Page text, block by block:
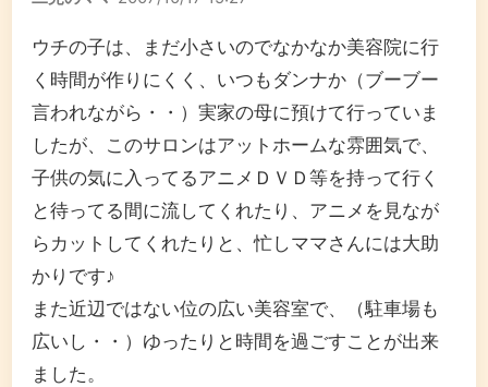
ウチの子は、まだ小さいのでなかなか美容院に行
く時間が作りにくく、いつもダンナか（ブーブー
言われながら・・）実家の母に預けて行っていま
したが、このサロンはアットホームな雰囲気で、
子供の気に入ってるアニメＤＶＤ等を持って行く
と待ってる間に流してくれたり、アニメを見なが
らカットしてくれたりと、忙しママさんには大助
かりです♪
また近辺ではない位の広い美容室で、（駐車場も
広いし・・）ゆったりと時間を過ごすことが出来
ました。